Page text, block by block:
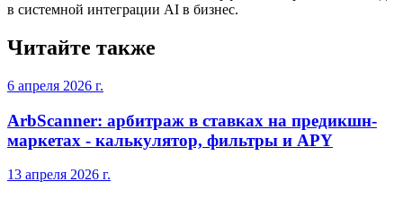
в системной интеграции AI в бизнес.
Читайте также
6 апреля 2026 г.
ArbScanner: арбитраж в ставках на предикшн-
маркетах - калькулятор, фильтры и APY
13 апреля 2026 г.